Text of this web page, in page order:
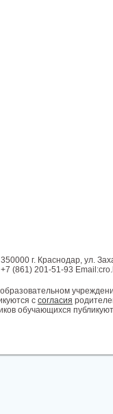
350000 г. Краснодар, ул.
+7 (861) 201-51-93
с согласия
обучающихся